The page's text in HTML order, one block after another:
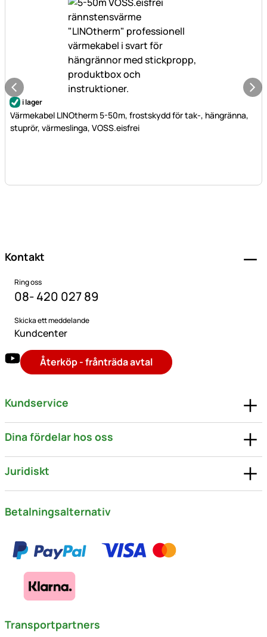
i lager
Värmekabel LINOtherm 5-50m, frostskydd för tak-, hängränna,
stuprör, värmeslinga, VOSS.eisfrei
Kontakt
Ring oss
08- 420 027 89
Skicka ett meddelande
Kundcenter
Återköp - frånträda avtal
Kundservice
Dina fördelar hos oss
Juridiskt
Betalningsalternativ
Transportpartners